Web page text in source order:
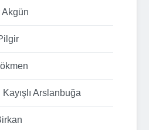
Akgün
Arslanbuğa